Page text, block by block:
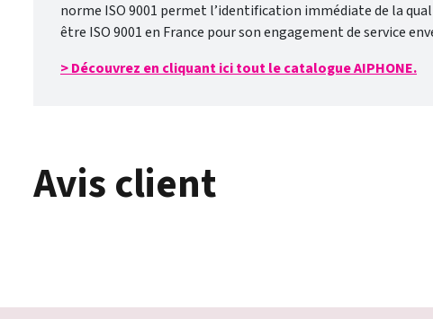
norme ISO 9001 permet l’identification immédiate de la
être ISO 9001 en France pour son engagement de service
> Découvrez en cliquant ici tout le catalogue AIPHONE.
Avis client